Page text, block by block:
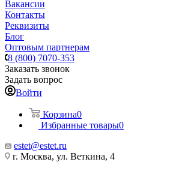
Вакансии
Контакты
Реквизиты
Блог
Оптовым партнерам
8 (800) 7070-353
Заказать звонок
Задать вопрос
Войти
Корзина0
Избранные товары0
estet@estet.ru
г. Москва, ул. Веткина, 4